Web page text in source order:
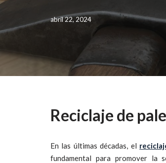
abril 22, 2024
Reciclaje de
En las últimas décadas, el
fundamental para promover la